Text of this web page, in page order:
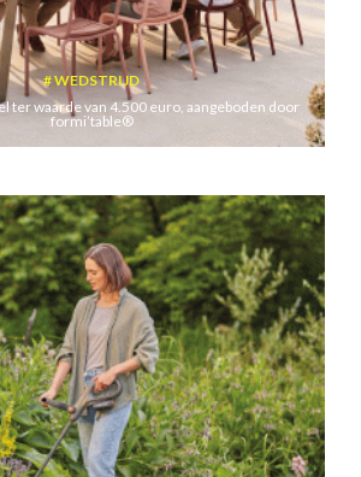
WEDSTRIJD
ter waarde van 4.500 euro, aangeboden door
formi’table®